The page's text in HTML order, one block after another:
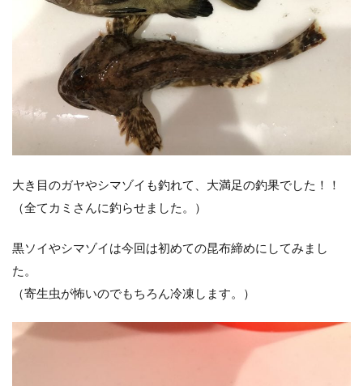
大き目のガヤやシマゾイも釣れて、大満足の釣果でした！！
（全てカミさんに釣らせました。）
黒ソイやシマゾイは今回は初めての昆布締めにしてみまし
た。
（寄生虫が怖いのでもちろん冷凍します。）